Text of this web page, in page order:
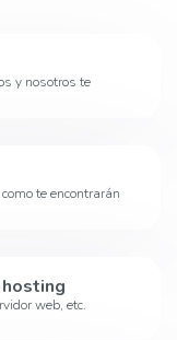
y nosotros te
te encontrarán
web, etc.